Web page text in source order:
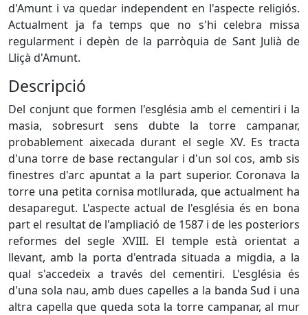
d'Amunt i va quedar independent en l'aspecte religiós.
Actualment ja fa temps que no s'hi celebra missa
regularment i depèn de la parròquia de Sant Julià de
Lliçà d'Amunt.
Descripció
Del conjunt que formen l'església amb el cementiri i la
masia, sobresurt sens dubte la torre campanar,
probablement aixecada durant el segle XV. Es tracta
d'una torre de base rectangular i d'un sol cos, amb sis
finestres d'arc apuntat a la part superior. Coronava la
torre una petita cornisa motllurada, que actualment ha
desaparegut. L'aspecte actual de l'església és en bona
part el resultat de l'ampliació de 1587 i de les posteriors
reformes del segle XVIII. El temple està orientat a
llevant, amb la porta d'entrada situada a migdia, a la
qual s'accedeix a través del cementiri. L'església és
d'una sola nau, amb dues capelles a la banda Sud i una
altra capella que queda sota la torre campanar, al mur